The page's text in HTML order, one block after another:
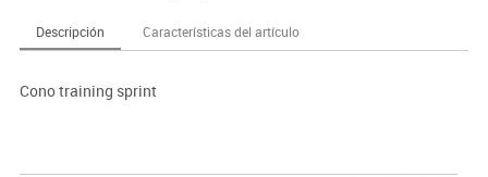
Descripción Características del artículo
Cono training sprint